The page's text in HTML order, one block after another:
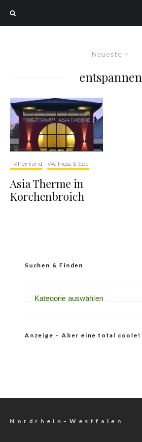
Neueste
entspannen
`Rheinland Wellness & Spa
Asia Therme in
Korchenbroich
Suchen & Finden
Anzeige – Aber eine total coole!
N o r d r h e i n – W e s t f a l e n